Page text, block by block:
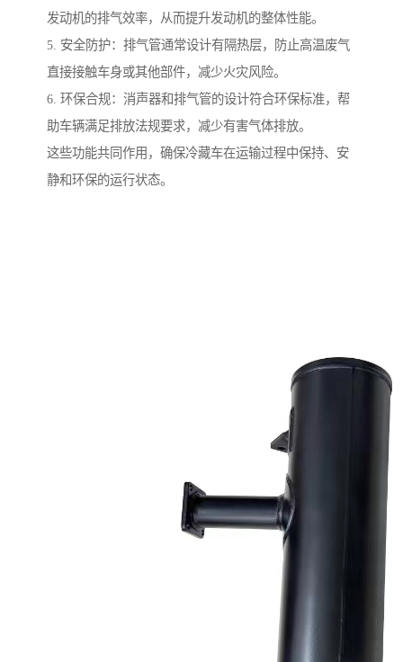
发动机的排气效率，从而提升发动机的整体性能。
5. 安全防护：排气管通常设计有隔热层，防止高温废气
直接接触车身或其他部件，减少火灾风险。
6. 环保合规：消声器和排气管的设计符合环保标准，帮
助车辆满足排放法规要求，减少有害气体排放。
这些功能共同作用，确保冷藏车在运输过程中保持、安
静和环保的运行状态。